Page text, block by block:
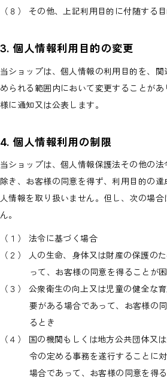
（８） その他、上記利用目的に付随する
3. 個人情報利用目的の変更
当ショップは、個人情報の利用目的を、
められる範囲内において変更することが
様に通知又は公表します。
4. 個人情報利用の制限
当ショップは、個人情報保護法その他の
除き、お客様の同意を得ず、利用目的の
人情報を取り扱いません。但し、次の場
ん。
（１） 法令に基づく場合
（２） 人の生命、身体又は財産の保護の
って、お客様の同意を得ることが
（３） 公衆衛生の向上又は児童の健全な
要がある場合であって、お客様の
るとき
（４） 国の機関もしくは地方公共団体又
令の定める事務を遂行することに
場合であって、お客様の同意を得